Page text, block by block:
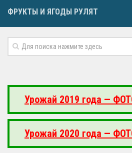
ФРУКТЫ И ЯГОДЫ РУЛЯТ
Урожай 2019 года —
Урожай 2020 года —